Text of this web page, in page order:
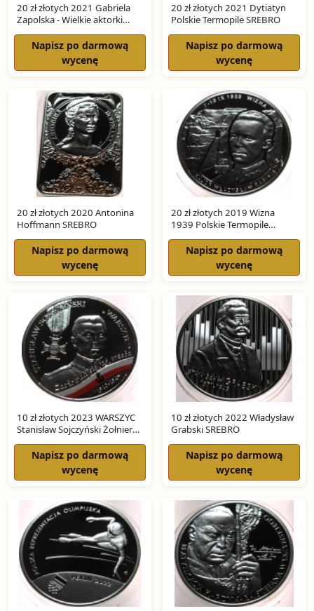
20 zł złotych 2021 Gabriela
Zapolska - Wielkie aktorki
SREBRO
Napisz po darmową
wycenę
20 zł złotych 2021 Dytiatyn
Polskie Termopile SREBRO
Napisz po darmową
wycenę
20 zł złotych 2020 Antonina
Hoffmann SREBRO
Napisz po darmową
wycenę
20 zł złotych 2019 Wizna
1939 Polskie Termopile
SREBRO
Napisz po darmową
wycenę
10 zł złotych 2023 WARSZYC
Stanisław Sojczyński Żołnierze
Niezłomni SREBRO
Napisz po darmową
wycenę
10 zł złotych 2022 Władysław
Grabski SREBRO
Napisz po darmową
wycenę